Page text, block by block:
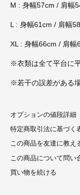
M : 身幅57cm / 肩幅
L : 身幅61cm / 肩幅
XL : 身幅66cm / 肩
※衣類は全て平台に
※若干の誤差がある
オプションの値段詳細
特定商取引法に基づく
この商品を友達に教え
この商品について問い
買い物を続ける